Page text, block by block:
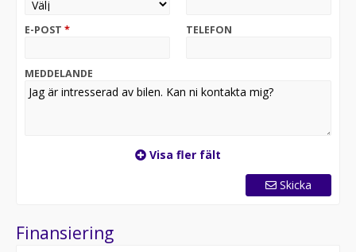
E-POST * TELEFON
MEDDELANDE
Visa fler fält
Skicka
Finansiering